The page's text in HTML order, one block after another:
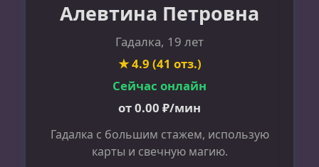
Алевтина Петровна
Гадалка, 19 лет
★ 4.9 (41 отз.)
Сейчас онлайн
от 0.00 ₽/мин
Гадалка с большим стажем, использую
карты и свечную магию.